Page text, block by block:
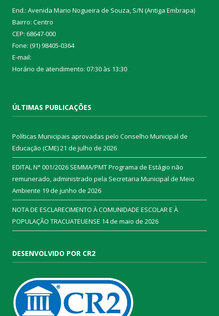
End.: Avenida Mario Nogueira de Souza, S/N (Antiga Embrapa)
Bairro: Centro
CEP: 68647-000
Fone: (91) 98405-0364
E-mail:
Horário de atendimento: 07:30 às 13:30
ÚLTIMAS PUBLICAÇÕES
Políticas Municipais aprovadas pelo Conselho Municipal de
Educação (CME)21 de julho de 2026
EDITAL N° 001/2026 SEMMA/PMT Programa de Estágio não
remunerado, administrado pela Secretaria Municipal de Meio
Ambiente 19 de junho de 2026
NOTA DE ESCLARECIMENTO À COMUNIDADE ESCOLAR E À
POPULAÇÃO TRACUATEUENSE 14 de maio de 2026
DESENVOLVIDO POR CR2